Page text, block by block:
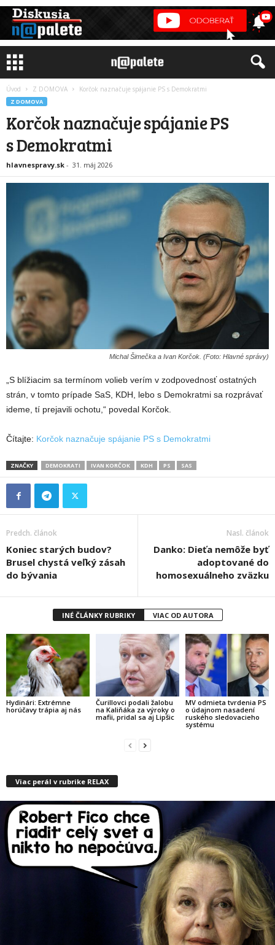
Úvod Z DOMOVA Korčok naznačuje spájanie PS s Demokratmi
Z DOMOVA
Korčok naznačuje spájanie PS
s Demokratmi
hlavnespravy.sk - 31. máj 2026
Michal Šimečka a Ivan Korčok. (Foto: Hlavné správy)
„S blížiacim sa termínom volieb verím v zodpovednosť ostatných
strán, v tomto prípade SaS, KDH, lebo s Demokratmi sa rozprávať
ideme, tí prejavili ochotu,“ povedal Korčok.
Čítajte: Korčok naznačuje spájanie PS s Demokratmi
ZNAČKY DEMOKRATI IVAN KORČOK KDH PS SAS
Predch. článok
Koniec starých budov?
Brusel chystá veľký zásah
do bývania
Nasl. článok
Danko: Dieťa nemôže byť
adoptované do
homosexuálneho zväzku
INÉ ČLÁNKY RUBRIKY VIAC OD AUTORA
Hydinári: Extrémne
horúčavy trápia aj nás
Čurillovci podali žalobu
na Kaliňáka za výroky o
mafii, pridal sa aj Lipšic
MV odmieta tvrdenia PS
o údajnom nasadení
ruského sledovacieho
systému
Viac perál v rubrike RELAX